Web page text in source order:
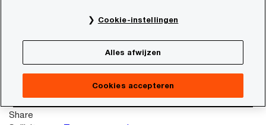
search again to look for other opportunities.
Terug naar zoeken
Failed reading job content.
Solliciteer nu
Share
Cookie-instellingen
Alles afwijzen
Cookies accepteren